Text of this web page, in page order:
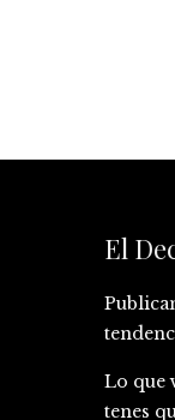
El
Lo que
tenes